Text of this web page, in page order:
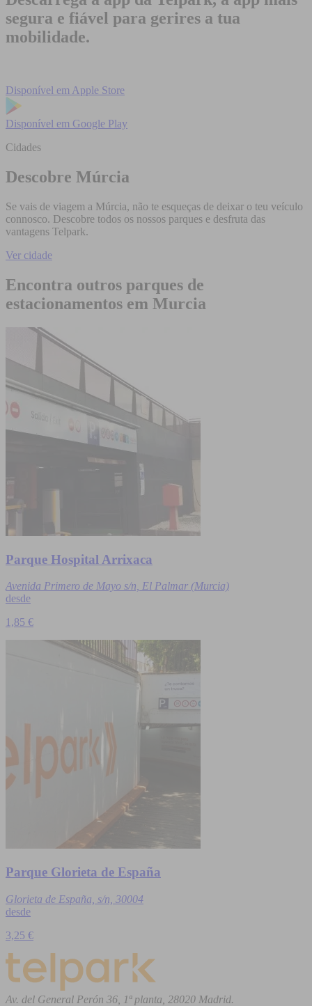
segura e fiável para gerires a tua
mobilidade.
Disponível em Apple Store
Disponível em Google Play
Cidades
Descobre Múrcia
Se vais de viagem a Múrcia, não te esqueças de deixar o teu veículo
connosco. Descobre todos os nossos parques e desfruta das
vantagens Telpark.
Ver cidade
Encontra outros parques de
estacionamentos em Murcia
Parque Hospital Arrixaca
Avenida Primero de Mayo s/n, El Palmar (Murcia)
desde
1,85 €
Parque Glorieta de España
Glorieta de España, s/n, 30004
desde
3,25 €
Av. del General Perón 36, 1ª planta, 28020 Madrid.